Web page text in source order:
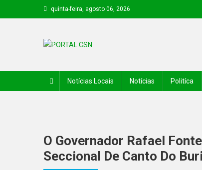
quinta-feira, agosto 06, 2026
Notícias Locais Notícias Politíca
O Governador Rafael
Seccional De Canto Do